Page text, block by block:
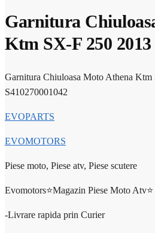
Garnitura
Ktm SX-F 250 2013
Garnitura Chiuloasa Moto Athena
S410270001042
EVOPARTS
EVOMOTORS
Piese moto, Piese atv, Piese scutere
Evomotors⭐️Magazin Piese Moto
-Livrare rapida prin Curier